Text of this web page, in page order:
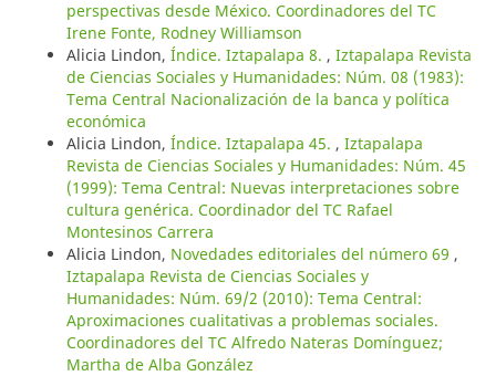
perspectivas desde México. Coordinadores del TC
Irene Fonte, Rodney Williamson
Alicia Lindon, Índice. Iztapalapa 8. , Iztapalapa Revista
de Ciencias Sociales y Humanidades: Núm. 08 (1983):
Tema Central Nacionalización de la banca y política
económica
Alicia Lindon, Índice. Iztapalapa 45. , Iztapalapa
Revista de Ciencias Sociales y Humanidades: Núm. 45
(1999): Tema Central: Nuevas interpretaciones sobre
cultura genérica. Coordinador del TC Rafael
Montesinos Carrera
Alicia Lindon, Novedades editoriales del número 69 ,
Iztapalapa Revista de Ciencias Sociales y
Humanidades: Núm. 69/2 (2010): Tema Central:
Aproximaciones cualitativas a problemas sociales.
Coordinadores del TC Alfredo Nateras Domínguez;
Martha de Alba González